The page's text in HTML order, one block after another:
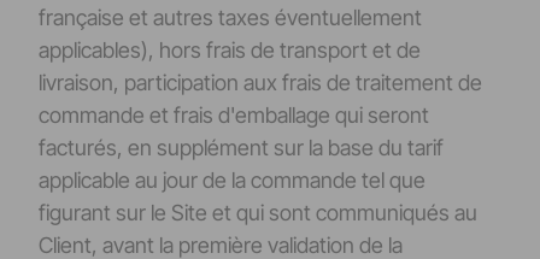
française et autres taxes éventuellement
applicables), hors frais de transport et de
livraison, participation aux frais de traitement de
commande et frais d'emballage qui seront
facturés, en supplément sur la base du tarif
applicable au jour de la commande tel que
figurant sur le Site et qui sont communiqués au
Client, avant la première validation de la